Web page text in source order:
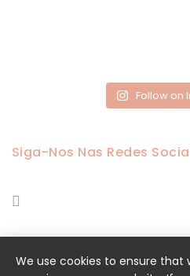
Follow on
Siga-Nos Nas Redes
We use cookies to ensure that